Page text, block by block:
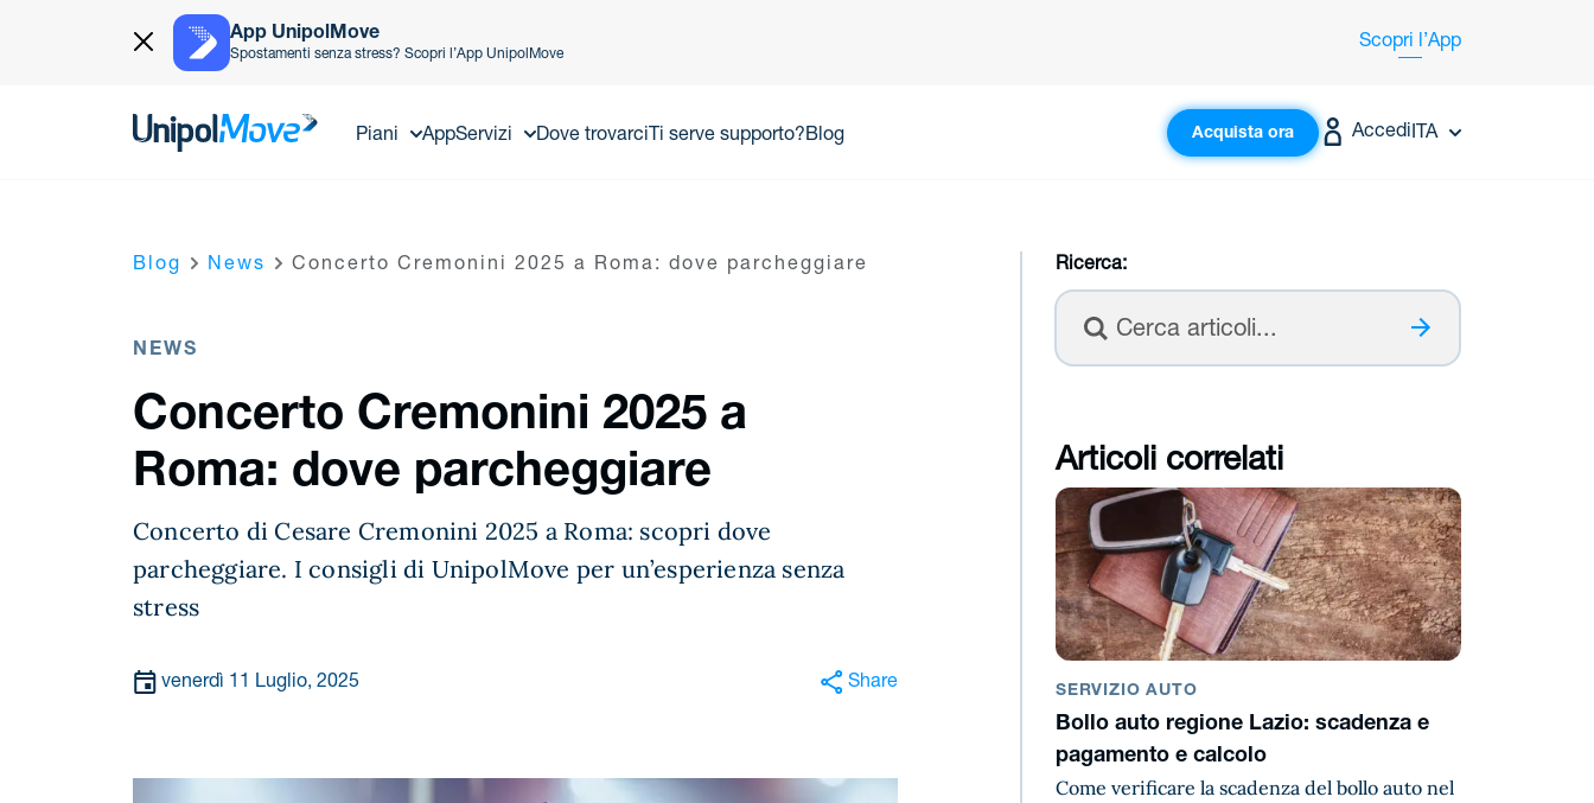
App UnipolMove
Spostamenti senza stress? Scopri l’App UnipolMove
Scopri l’App
UnipolMove Piani AppServizi Dove trovarci Ti serve supporto?Blog Acquista ora AccediITA
Blog News Concerto Cremonini 2025 a Roma: dove parcheggiare
NEWS
Concerto Cremonini 2025 a
Roma: dove parcheggiare
Concerto di Cesare Cremonini 2025 a Roma: scopri dove
parcheggiare. I consigli di UnipolMove per un’esperienza senza
stress
venerdì 11 Luglio, 2025 Share
Ricerca:
Cerca
Articoli correlati
SERVIZIO AUTO
Bollo auto regione Lazio: scadenza e
pagamento e calcolo
Come verificare la scadenza del bollo auto nel